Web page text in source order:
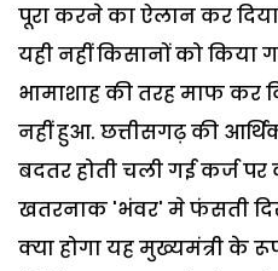
पूरा करने का ऐलान कर
यही नहीं किसानों को किया
भामाशाह की तरह माफ कर
नहीं हुआ. छत्तीसगढ़ की
बदतर होती चली गई कर्ज
खतरनाक 'भंवर' मे फंसती
क्या होगा यह मुख्यमंत्री